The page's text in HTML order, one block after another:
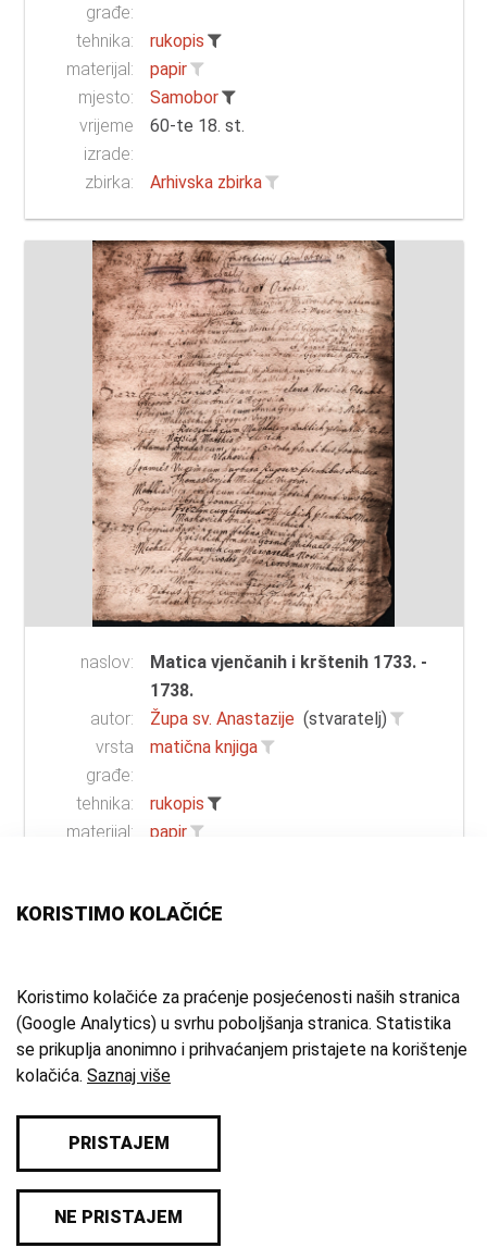
građe:
tehnika:
rukopis
materijal:
papir
mjesto:
Samobor
vrijeme
izrade:
60-te 18. st.
zbirka: Arhivska zbirka
naslov:
Matica vjenčanih i krštenih 1733. -
1738.
autor:
Župa sv. Anastazije (stvaratelj)
vrsta
građe:
matična knjiga
tehnika:
rukopis
materijal:
papir
izrade:
1 - 12 od 15
© 2026 Samoborski muzej
KORISTIMO KOLAČIĆE
Koristimo kolačiće za praćenje posjećenosti naših stranica
(Google Analytics) u svrhu poboljšanja stranica. Statistika
se prikuplja anonimno i prihvaćanjem pristajete na korištenje
kolačića. Saznaj više
PRISTAJEM
NE PRISTAJEM